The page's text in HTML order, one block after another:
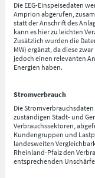
Die EEG-Einspeisedaten
Amprion abgerufen,
statt der Anschrift des
kann es hier zu leichten
Zusätzlich wurden die
MW) ergänzt, da diese
jedoch einen relevanten
Energien haben.
Stromverbrauch
Die
zuständigen Stadt- und
Verbrauchssektoren,
Kundengruppen und
landesweiten
Rheinland-Pfalz den
entsprechenden